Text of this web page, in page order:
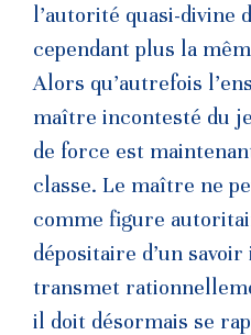
l’autorité quasi-divine
cependant plus la
Alors qu’autrefois
maître incontesté du
de force est
classe. Le maître ne
comme figure
dépositaire d’un
transmet
il doit désormais se